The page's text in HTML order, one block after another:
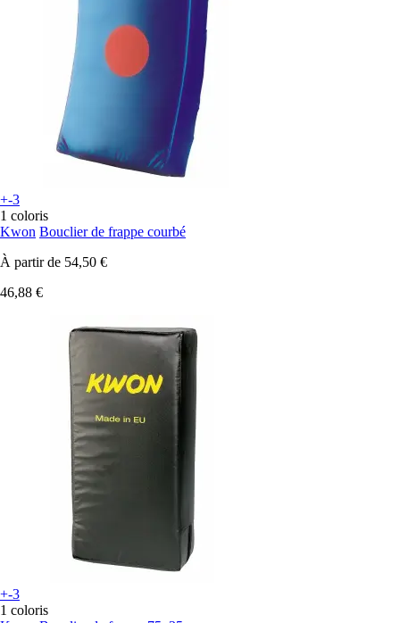
+-3
1 coloris
Kwon Bouclier de frappe courbé
À partir de 54,50 €
46,88 €
+-3
1 coloris